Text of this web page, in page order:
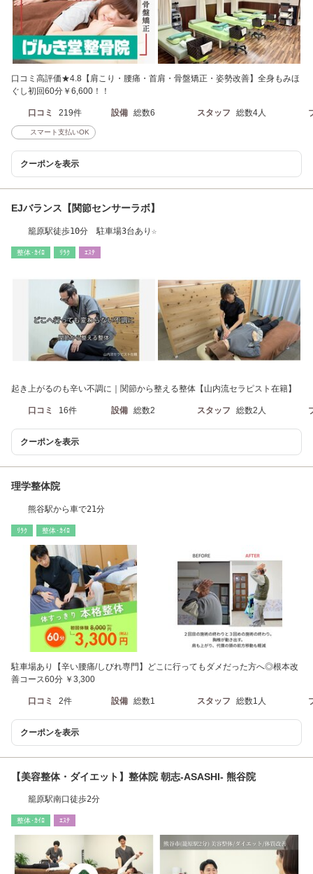
口コミ高評価★4.8【肩こり・腰痛・首肩・骨盤矯正・姿勢改善】全身もみほ
ぐし初回60分￥6,600！！
口コミ 219件 設備 総数6 スタッフ 総数4人
スマート支払いOK
クーポンを表示
EJバランス【関節センサーラボ】
籠原駅徒歩10分 駐車場3台あり☆
整体･ｶｲﾛ ﾘﾗｸ ｴｽﾃ
起き上がるのも辛い不調に｜関節から整える整体【山内流セラピスト在籍】
口コミ 16件 設備 総数2 スタッフ 総数2人
クーポンを表示
理学整体院
熊谷駅から車で21分
ﾘﾗｸ 整体･ｶｲﾛ
駐車場あり【辛い腰痛/しびれ専門】どこに行ってもダメだった方へ◎根本改
善コース60分 ￥3,300
口コミ 2件 設備 総数1 スタッフ 総数1人
クーポンを表示
【美容整体・ダイエット】整体院 朝志-ASASHI- 熊谷院
籠原駅南口徒歩2分
整体･ｶｲﾛ ｴｽﾃ